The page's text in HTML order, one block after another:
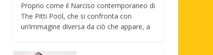
Proprio come il Narciso contemporaneo di
The Pitti Pool, che si confronta con
un’immagine diversa da ciò che appare, a